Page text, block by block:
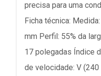
precisa para uma
Ficha técnica:
mm Perfil: 55% da
17 polegadas Índice
de velocidade: V